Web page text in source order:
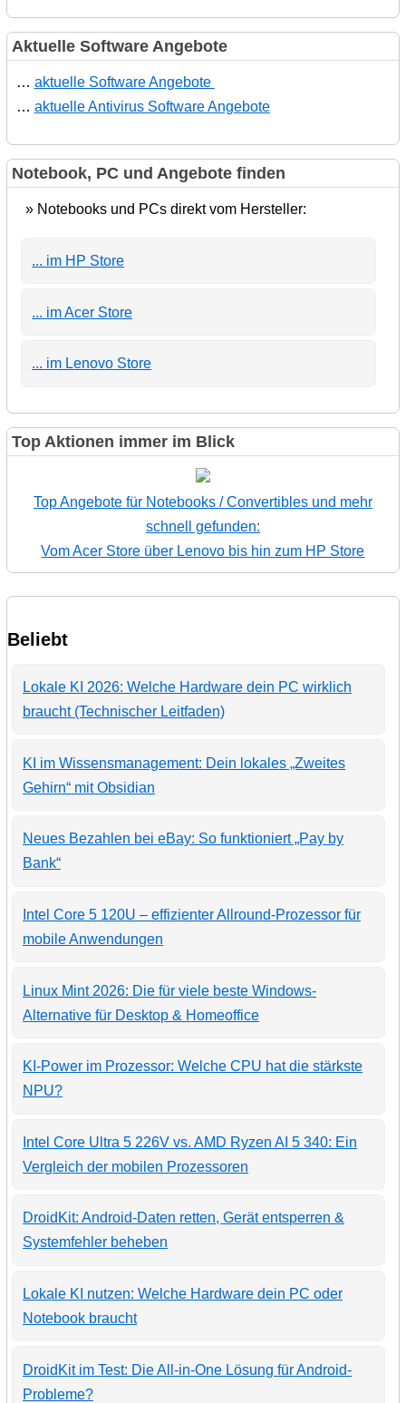
Aktuelle Software Angebote
… aktuelle Software Angebote
… aktuelle Antivirus Software Angebote
Notebook, PC und Angebote finden
» Notebooks und PCs direkt vom Hersteller:
... im HP Store
... im Acer Store
... im Lenovo Store
Top Aktionen immer im Blick
Top Angebote für Notebooks / Convertibles und mehr
schnell gefunden:
Vom Acer Store über Lenovo bis hin zum HP Store
Beliebt
Lokale KI 2026: Welche Hardware dein PC wirklich
braucht (Technischer Leitfaden)
KI im Wissensmanagement: Dein lokales „Zweites
Gehirn“ mit Obsidian
Neues Bezahlen bei eBay: So funktioniert „Pay by
Bank“
Intel Core 5 120U – effizienter Allround-Prozessor für
mobile Anwendungen
Linux Mint 2026: Die für viele beste Windows-
Alternative für Desktop & Homeoffice
KI-Power im Prozessor: Welche CPU hat die stärkste
NPU?
Intel Core Ultra 5 226V vs. AMD Ryzen AI 5 340: Ein
Vergleich der mobilen Prozessoren
DroidKit: Android-Daten retten, Gerät entsperren &
Systemfehler beheben
Lokale KI nutzen: Welche Hardware dein PC oder
Notebook braucht
DroidKit im Test: Die All-in-One Lösung für Android-
Probleme?